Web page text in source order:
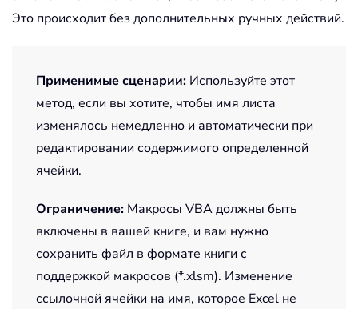
Это происходит без дополнительных ручных действий.
Применимые сценарии: Используйте этот
метод, если вы хотите, чтобы имя листа
изменялось немедленно и автоматически при
редактировании содержимого определенной
ячейки.
Ограничение: Макросы VBA должны быть
включены в вашей книге, и вам нужно
сохранить файл в формате книги с
поддержкой макросов (*.xlsm). Изменение
ссылочной ячейки на имя, которое Excel не